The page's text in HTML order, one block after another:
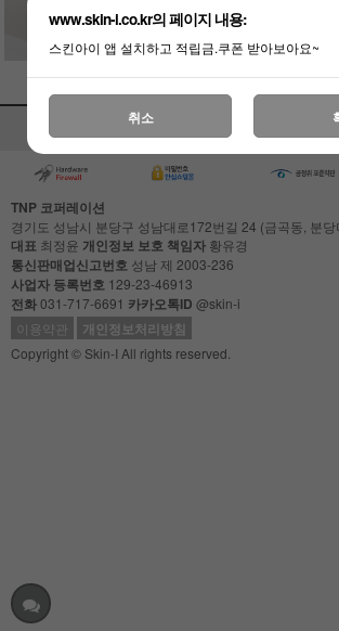
(품절)
TNP 코퍼레이션
경기도 성남시 분당구 성남대로172번길 24 (금곡동, 분
대표 최정윤 개인정보 보호 책임자 황유경
통신판매업신고번호 성남 제 2003-236
사업자 등록번호 129-23-46913
전화031-717-6691 카카오톡ID @skin-i
이용약관
개인정보처리방침
Copyright © Skin-I All rights reserved.
www.skin-i.co.kr의 페이지 내용:
스킨아이 앱 설치하고 적립금.쿠폰 받아보아요~
취소